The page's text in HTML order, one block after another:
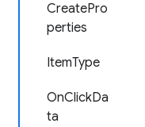
CreatePro
perties
ItemType
OnClickDa
ta